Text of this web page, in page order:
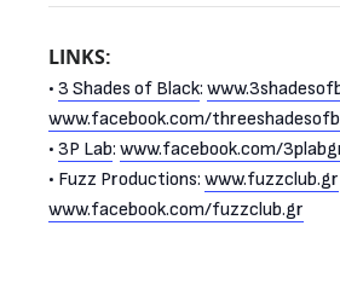
LINKS:
• 3 Shades of Black:
www.facebook.com/
• 3P Lab: www.facebook.com/
• Fuzz Productions: www.fuzzclub.gr
www.facebook.com/fuzzclub.gr